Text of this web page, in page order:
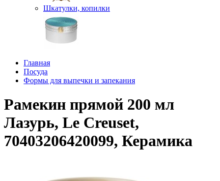
Шкатулки, копилки
Главная
Посуда
Формы для выпечки и запекания
Рамекин прямой 200 мл
Лазурь, Le Creuset,
70403206420099, Керамика